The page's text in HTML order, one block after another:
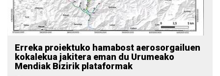
Erreka proiektuko hamabost aerosorgailuen
kokalekua jakitera eman du Urumeako
Mendiak Bizirik plataformak